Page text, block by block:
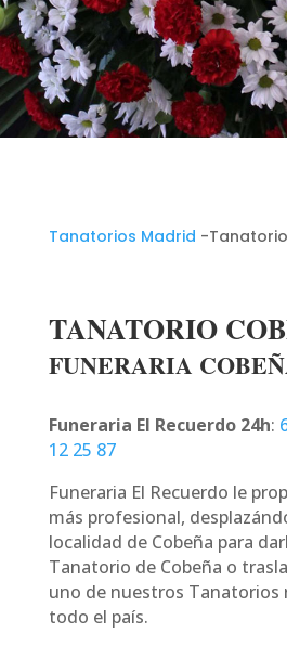
Tanatorios Madrid -
TANATORIO
FUNERARIA
Funeraria El Recuerdo 24h:
12 25 87
Funeraria El Recuerdo le
más profesional,
localidad de Cobeña para
Tanatorio de Cobeña o
uno de nuestros Tanatorios
todo el país.